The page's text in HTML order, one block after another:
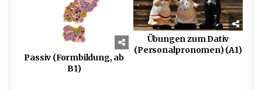
Passiv (Formbildung, ab
B1)
Übungen zum Dativ
(Personalpronomen) (A1)